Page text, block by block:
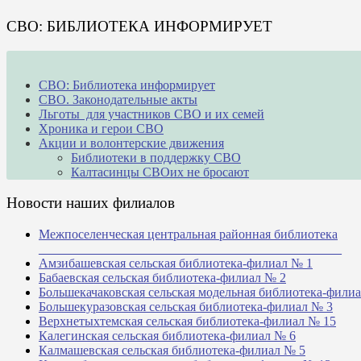
СВО: БИБЛИОТЕКА ИНФОРМИРУЕТ
СВО: Библиотека информирует
СВО. Законодательные акты
Льготы для участников СВО и их семей
Хроника и герои СВО
Акции и волонтерские движения
Библиотеки в поддержку СВО
Калтасинцы СВОих не бросают
Новости наших филиалов
Межпоселенческая центральная районная библиотека
Амзибашевская сельская библиотека-филиал № 1
Бабаевская сельская библиотека-филиал № 2
Большекачаковская сельская модельная библиотека-
Большекуразовская сельская библиотека-филиал № 3
Верхнетыхтемская сельская библиотека-филиал № 15
Калегинская сельская библиотека-филиал № 6
Калмашевская сельская библиотека-филиал № 5